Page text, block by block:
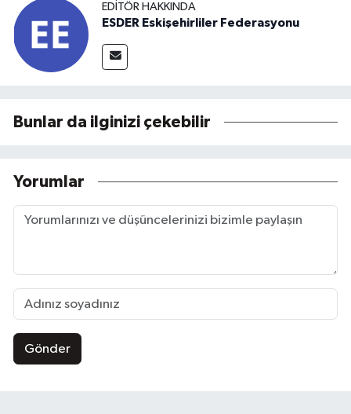
EDITÖR HAKKINDA
ESDER Eskişehirliler Federasyonu
Bunlar da ilginizi çekebilir
Yorumlar
Gönder